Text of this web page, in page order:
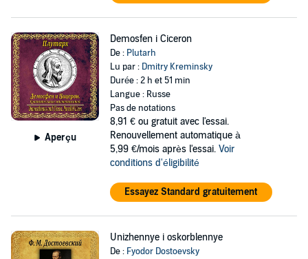
Aperçu
Demosfen i Ciceron
De : Plutarh
Lu par : Dmitry Kreminsky
Durée : 2 h et 51 min
Langue : Russe
Pas de notations
8,91 € ou gratuit avec l'essai.
Renouvellement automatique à
5,99 €/mois après l'essai. Voir
conditions d'éligibilité
Essayez Standard gratuitement
Unizhennye i oskorblennye
De : Fyodor Dostoevsky